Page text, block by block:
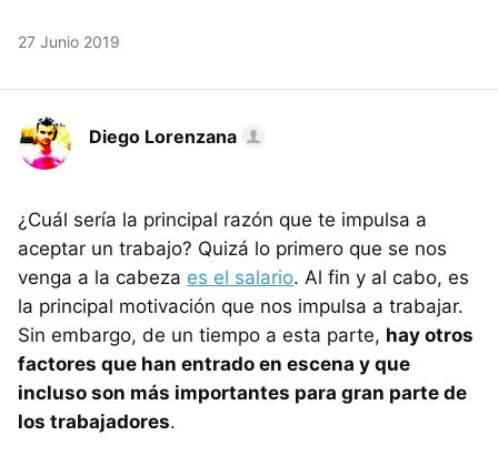
27 Junio 2019
Diego Lorenzana
¿Cuál sería la principal razón que te impulsa a
aceptar un trabajo? Quizá lo primero que se nos
venga a la cabeza es el salario. Al fin y al cabo, es
la principal motivación que nos impulsa a trabajar.
Sin embargo, de un tiempo a esta parte, hay otros
factores que han entrado en escena y que
incluso son más importantes para gran parte de
los trabajadores.